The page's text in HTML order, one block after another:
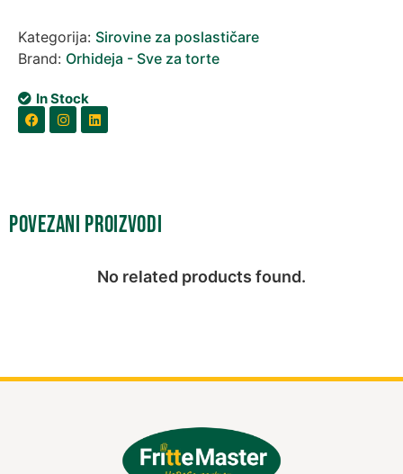
Kategorija: Sirovine za poslastičare
Brand: Orhideja - Sve za torte
In Stock
Povezani proizvodi
No related products found.